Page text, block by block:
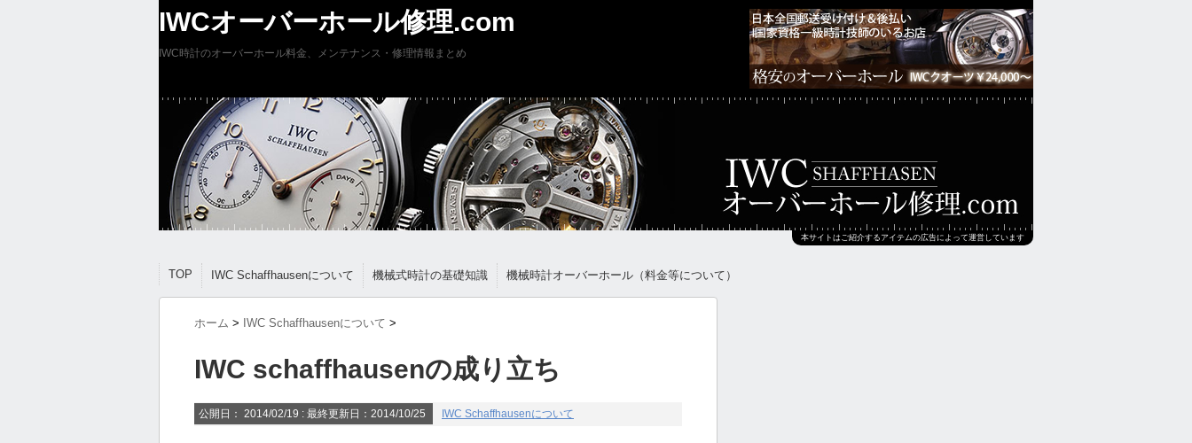
IWCオーバーホール修理.com
IWC時計のオーバーホール料金、メンテナンス・修理情報まとめ
本サイトはご紹介するアイテムの広告によって運営しています
TOP IWC Schaffhausenについて 機械式時計の基礎知識 機械時計オーバーホール（料金等について）
ホーム > IWC Schaffhausenについて >
IWC schaffhausenの成り立ち
公開日： 2014/02/19 : 最終更新日：2014/10/25 IWC Schaffhausenについて